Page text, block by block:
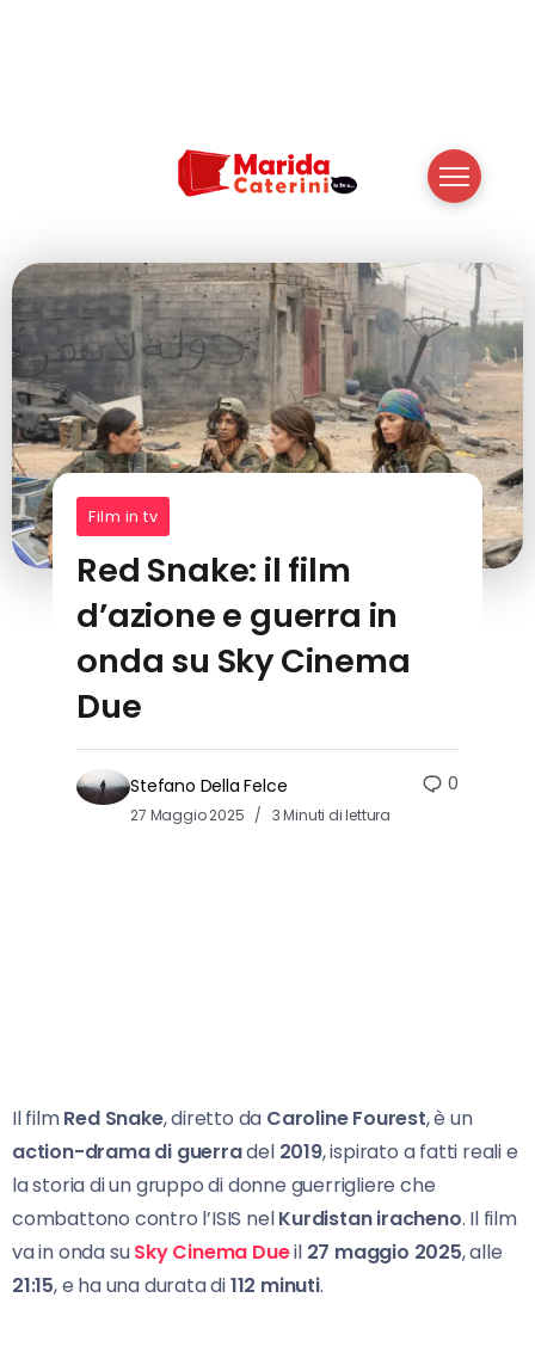
Film in tv
Red Snake: il film
d’azione e guerra in
onda su Sky Cinema
Due
Stefano Della Felce
27 Maggio 2025 3 Minuti di lettura
0
Il filmRed Snake, diretto da Caroline Fourest, è un
action-drama di guerradel 2019, ispirato a fatti reali e
la storia di un gruppo di donne guerrigliere che
combattono contro l’ISIS nelKurdistan iracheno. Il film
va in onda suSky Cinema Dueil 27 maggio 2025, alle
21:15, e ha una durata di112 minuti.